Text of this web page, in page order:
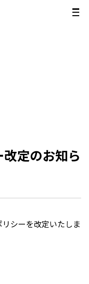
定のお知ら
シーを改定いたしま